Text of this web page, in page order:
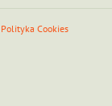
Polityka Cookies